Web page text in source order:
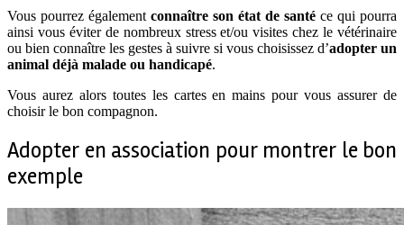
Vous pourrez également connaître son état de santé ce qui pourra
ainsi vous éviter de nombreux stress et/ou visites chez le vétérinaire
ou bien connaître les gestes à suivre si vous choisissez d’adopter un
animal déjà malade ou handicapé.
Vous aurez alors toutes les cartes en mains pour vous assurer de
choisir le bon compagnon.
Adopter en association pour montrer le bon
exemple